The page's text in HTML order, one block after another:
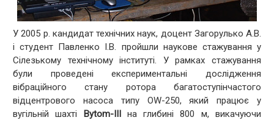
У 2005 р. кандидат технічних наук, доцент Загорулько А.В.
і студент Павленко І.В. пройшли наукове стажування у
Сілезькому технічному інституті. У рамках стажування
були проведені експериментальні дослідження
вібраційного стану ротора багатоступінчастого
відцентрового насоса типу OW-250, який працює у
вугільній шахті Bytom-IIIна глибині 800 м, викачуючи